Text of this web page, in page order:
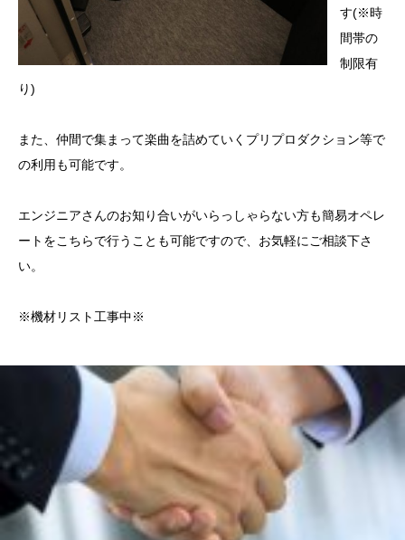
す(※時
間帯の
制限有
り)
また、仲間で集まって楽曲を詰めていくプリプロダクション等で
の利用も可能です。
エンジニアさんのお知り合いがいらっしゃらない方も簡易オペレ
ートをこちらで行うことも可能ですので、お気軽にご相談下さ
い。
※機材リスト工事中※